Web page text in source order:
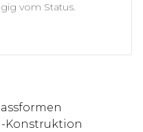
vom Status.
Konstruktion